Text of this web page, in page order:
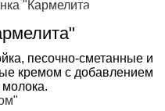
песочно-сметанные и
кремом с добавлением